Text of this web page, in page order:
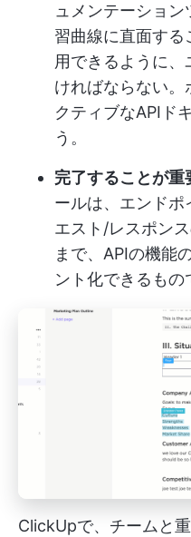
ュメンテーショ
習曲線に直面する
用できるように
ければならない。
クティブなAPIド
う。
完了することが重
ールは、エンドポ
エスト/レスポン
まで、APIの機能
ント化できるもの
ClickUpで、チームと